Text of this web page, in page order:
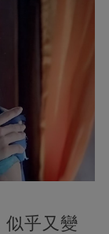
似乎又變